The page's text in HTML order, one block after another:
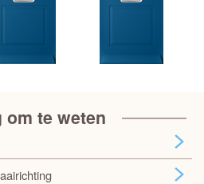
om te weten